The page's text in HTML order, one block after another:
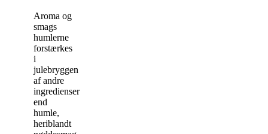
Aroma og
smags
humlerne
forstærkes
i
julebryggen
af andre
ingredienser
end
humle,
heriblandt